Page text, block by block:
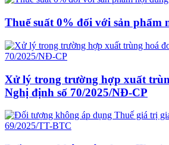
Thuế suất 0% đối với sản phẩm
Xử lý trong trường hợp xuất
Nghị định số 70/2025/NĐ-CP